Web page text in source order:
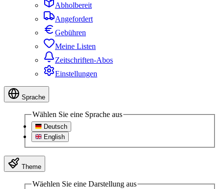
Abholbereit
Angefordert
Gebühren
Meine Listen
Zeitschriften-Abos
Einstellungen
Sprache
Wählen Sie eine Sprache aus
Deutsch
English
Theme
Wäehlen Sie eine Darstellung aus